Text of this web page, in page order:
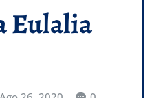
Eulalia